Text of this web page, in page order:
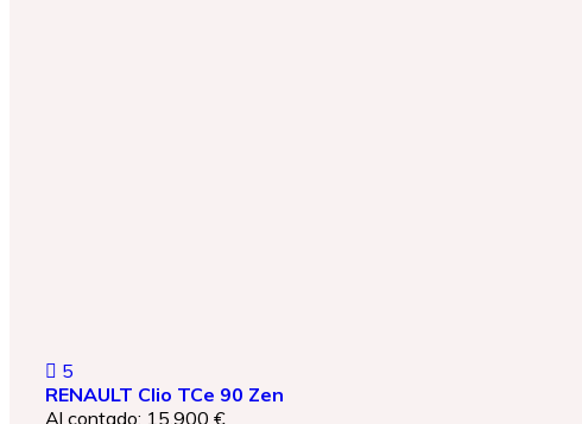
5
RENAULT Clio TCe 90 Zen
Al contado: 15.900 €